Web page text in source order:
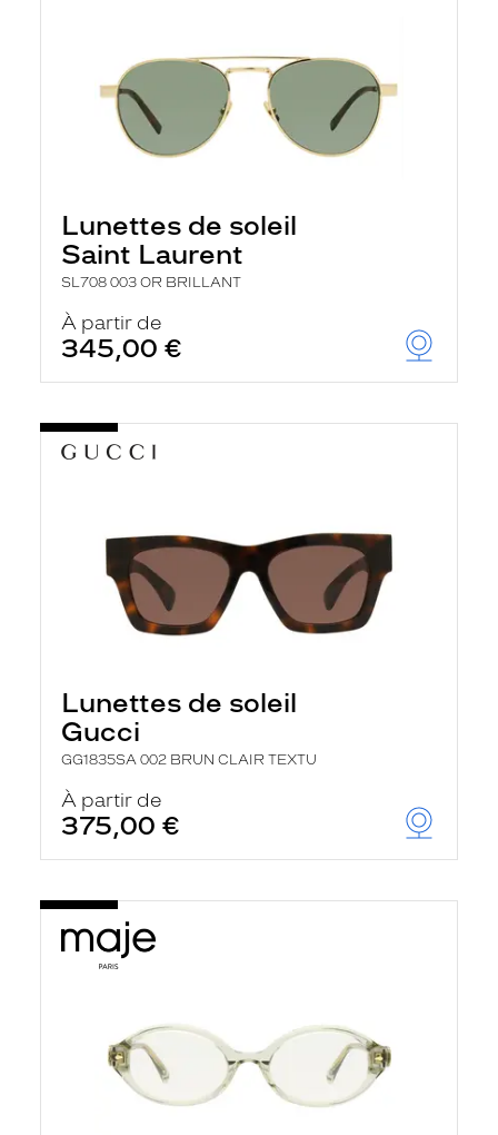
Lunettes de soleil
Saint Laurent
SL708 003 OR BRILLANT
À partir de
345,00 €
Lunettes de soleil
Gucci
GG1835SA 002 BRUN CLAIR TEXTU
À partir de
375,00 €